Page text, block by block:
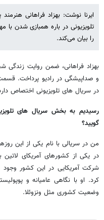
ایرنا نوشت: بهزاد فراهانی
تلویزیونی در باره همبازی شدن
را بیان می‌کند.
بهزاد فراهانی، ضمن روایت
و صداپیشگی در رادیو پرداخت.
در سریال های تلویزیونی اختصاص
رسیدیم به بخش سریال های
گویید؟
من در سریالی با نام یکی از این
در یکی از کشورهای آمریکای
شرکت آمریکایی در این کشور وجود
کرد. او با نگاهی عامیانه و
وضعیت کشوری مثل ونزوئلا.